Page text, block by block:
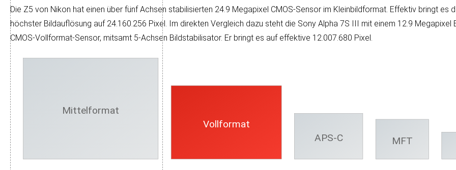
Die Z5 von Nikon hat einen über fünf Achsen sta­bi­li­sier­ten 24.9 Mega­pixel CMOS-Sen­sor im Klein­bild­format. Effek­tiv bringt es
höchs­ter Bild­auf­lö­sung auf 24.160.256 Pixel. Im direk­ten Ver­gleich da­zu steht die Sony Alpha 7S III mit einem 12.9 Mega­pixel
CMOS-Voll­format-Sensor, mit­samt 5-Achsen Bild­sta­bi­li­sa­tor. Er bringt es auf effek­tive 12.007.680 Pixel.
Mittelformat
Vollformat
APS-C MFT